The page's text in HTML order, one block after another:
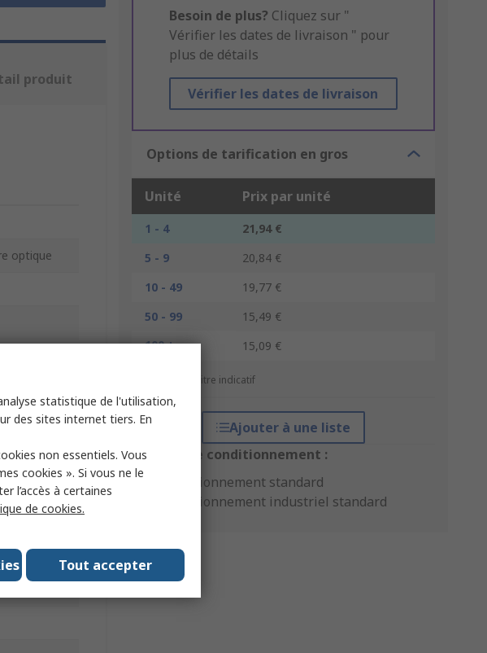
Besoin de plus? Cliquez sur "
Vérifier les dates de livraison " pour
plus de détails
Vérifier les dates de livraison
Options de tarification en gros
Unité Prix par unité
1 - 4
21,94 €
5 - 9
20,84 €
10 - 49
19,77 €
50 - 99
15,49 €
100 +
15,09 €
*Prix donné à titre indicatif
Ajouter à une liste
Options de conditionnement :
Conditionnement standard
Conditionnement industriel standard
produit
optique
statistique de l'utilisation,
des sites internet tiers. En
non essentiels. Vous
cookies ». Si vous ne le
l’accès à certaines
de cookies.
Tout accepter